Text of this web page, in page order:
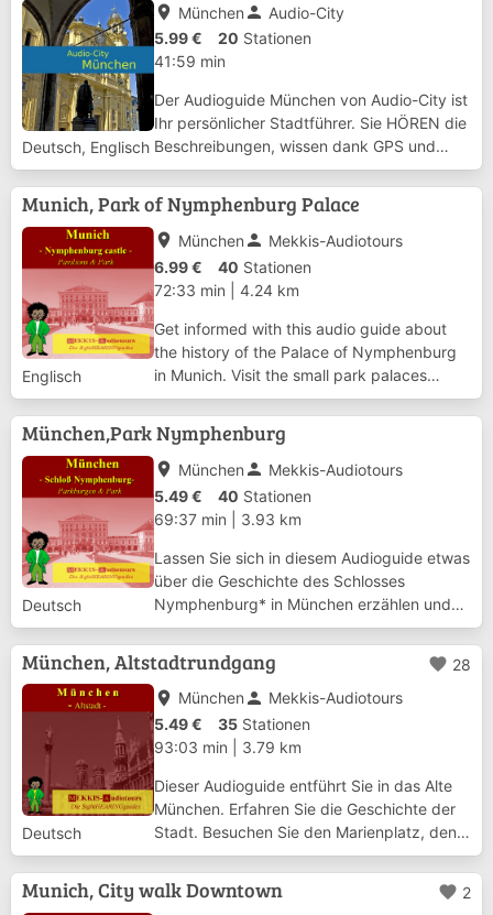
Deutsch, Englisch
place München person Audio-City
5.99 €
20 Stationen
41:59 min
Der Audioguide München von Audio-City ist
Ihr persönlicher Stadtführer. Sie HÖREN die
Beschreibungen, wissen dank GPS und
einem detaillierten Stadtplan immer, wo Sie
sich befinden und verpassen nichts durch
die automatische Erkennung von
Sehenswür...
Munich, Park of Nymphenburg Palace
Englisch
place München person Mekkis-Audiotours
6.99 €
40 Stationen
72:33 min
4.24 km
Get informed with this audio guide about
the history of the Palace of Nymphenburg
in Munich. Visit the small park palaces
Amalienburg, Badenburg and Pagodenburg
and the Magdalenenklause (Magdalene
Hermitage) The duration of the tour takes
about 2,...
München,Park Nymphenburg
Deutsch
place München person Mekkis-Audiotours
5.49 €
40 Stationen
69:37 min
3.93 km
Lassen Sie sich in diesem Audioguide etwas
über die Geschichte des Schlosses
Nymphenburg* in München erzählen und
besuchen Sie die Parkburgen Amalienburg,
Badenburg und Pagodenburg, sowie die
Magdalenenklause. Die Audiotour dauert
ungefähr 2,5 Stu...
München, Altstadtrundgang favorite 28
Deutsch
place München person Mekkis-Audiotours
5.49 €
35 Stationen
93:03 min
3.79 km
Dieser Audioguide entführt Sie in das Alte
München. Erfahren Sie die Geschichte der
Stadt. Besuchen Sie den Marien­platz, den
Dom, und die Adelspalais. Betrachten Sie
die Theatinerkirche und die Feldherrnhalle.
An der Residenz und dem ältesten Bür...
Munich, City walk Downtown favorite 2